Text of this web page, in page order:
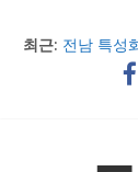
최근: 전남 특성
의정부문
충남 특
2017 교
우리 아이